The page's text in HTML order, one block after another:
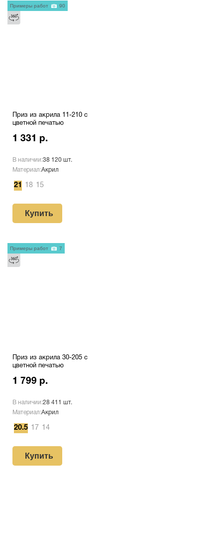
Приз из акрила 11-210 с
цветной печатью
1 331 р.
В наличии:38 120 шт.
Материал:Акрил
21 18 15
Купить
Примеры работ 90
Приз из акрила 30-205 с
цветной печатью
1 799 р.
В наличии:28 411 шт.
Материал:Акрил
20.5 17 14
Купить
Примеры работ 7